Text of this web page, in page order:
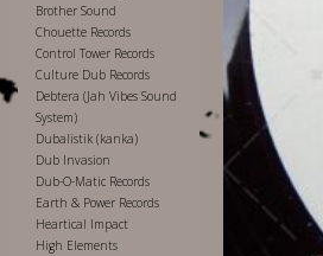
Brother Sound
Chouette Records
Control Tower Records
Culture Dub Records
Debtera (Jah Vibes Sound
System)
Dubalistik (kanka)
Dub Invasion
Dub-O-Matic Records
Earth & Power Records
Heartical Impact
High Elements